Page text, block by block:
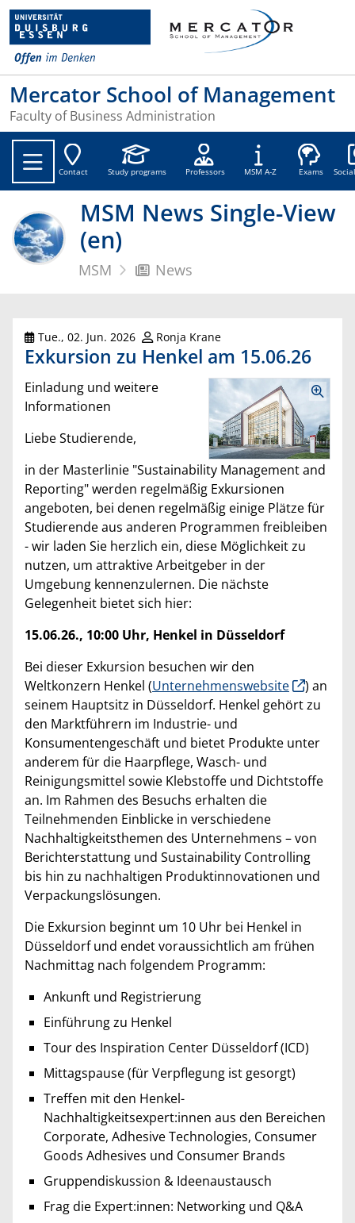
Mercator School of Management
Faculty of Business Administration
Contact Study programs Professors MSM A-Z Exams
MSM News Single-View
(en)
MSM News
Tue., 02. Jun. 2026 Ronja Krane
Exkursion zu Henkel am 15.06.26
Einladung und weitere
Informationen
Liebe Studierende,
in der Masterlinie "Sustainability Management and
Reporting" werden regelmäßig Exkursionen
angeboten, bei denen regelmäßig einige Plätze für
Studierende aus anderen Programmen freibleiben
- wir laden Sie herzlich ein, diese Möglichkeit zu
nutzen, um attraktive Arbeitgeber in der
Umgebung kennenzulernen. Die nächste
Gelegenheit bietet sich hier:
15.06.26., 10:00 Uhr, Henkel in Düsseldorf
Bei dieser Exkursion besuchen wir den
Weltkonzern Henkel (Unternehmenswebsite
) an
seinem Hauptsitz in Düsseldorf. Henkel gehört zu
den Marktführern im Industrie- und
Konsumentengeschäft und bietet Produkte unter
anderem für die Haarpflege, Wasch- und
Reinigungsmittel sowie Klebstoffe und Dichtstoffe
an. Im Rahmen des Besuchs erhalten die
Teilnehmenden Einblicke in verschiedene
Nachhaltigkeitsthemen des Unternehmens – von
Berichterstattung und Sustainability Controlling
bis hin zu nachhaltigen Produktinnovationen und
Verpackungslösungen.
Die Exkursion beginnt um 10 Uhr bei Henkel in
Düsseldorf und endet voraussichtlich am frühen
Nachmittag nach folgendem Programm:
Ankunft und Registrierung
Einführung zu Henkel
Tour des Inspiration Center Düsseldorf (ICD)
Mittagspause (für Verpflegung ist gesorgt)
Treffen mit den Henkel-
Nachhaltigkeitsexpert:innen aus den Bereichen
Corporate, Adhesive Technologies, Consumer
Goods Adhesives und Consumer Brands
Gruppendiskussion & Ideenaustausch
Frag die Expert:innen: Networking und Q&A